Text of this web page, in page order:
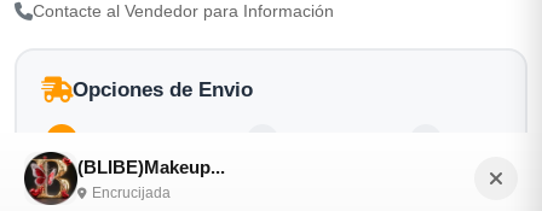
(BLIBE)Makeup...
Encrucijada
Contacte al Vendedor para Información
Opciones de Envio
Selecciona tu ubicacion